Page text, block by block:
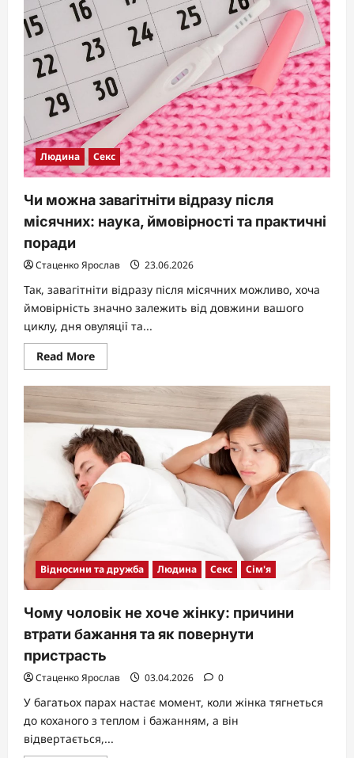
сильне
бажання,
яке
рухає
людину
Людина Секс
Чи можна завагітніти відразу після
місячних: наука, ймовірності та практичні
поради
Стаценко Ярослав 23.06.2026
Так, завагітніти відразу після місячних можливо, хоча
ймовірність значно залежить від довжини вашого
циклу, дня овуляції та...
Read MoreRead
more
Чи
можна
завагітніти
відразу
після
місячних:
наука,
ймовірності
та
практичні
поради
Відносини та дружба Людина Секс Сім'я
Чому чоловік не хоче жінку: причини
втрати бажання та як повернути
пристрасть
Стаценко Ярослав 03.04.2026 0
У багатьох парах настає момент, коли жінка тягнеться
до коханого з теплом і бажанням, а він
відвертається,...